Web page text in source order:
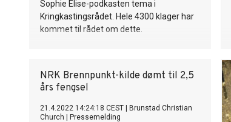
Sophie Elise-podkasten tema i
Kringkastingsrådet. Hele 4300 klager har
kommet til rådet om dette.
NRK Brennpunkt-kilde dømt til 2,5
års fengsel
21.4.2022 14:24:18 CEST
Brunstad Christian
Church
Pressemelding